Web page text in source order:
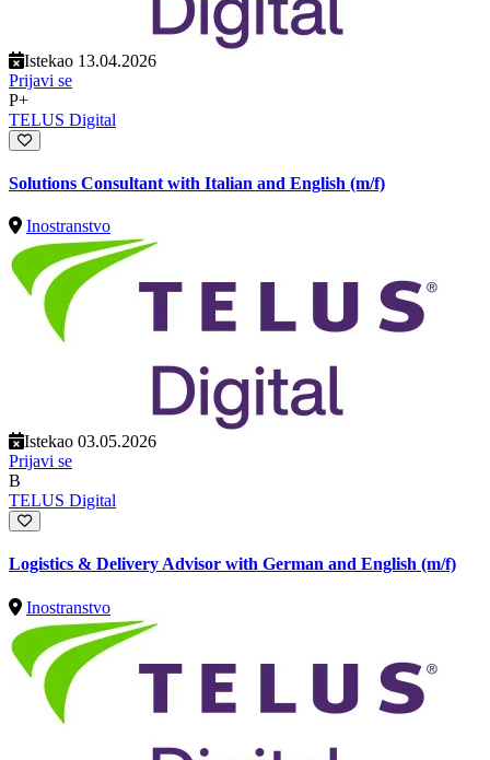
Istekao 13.04.2026
Prijavi se
P+
TELUS Digital
Solutions Consultant with Italian and English (m/f)
Inostranstvo
Istekao 03.05.2026
Prijavi se
B
TELUS Digital
Logistics & Delivery Advisor with German and English (m/f)
Inostranstvo